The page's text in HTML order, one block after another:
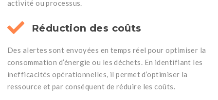
activité ou processus.
Réduction des coûts
Des alertes sont envoyées en temps réel pour optimiser la
consommation d’énergie ou les déchets. En identifiant les
inefficacités opérationnelles, il permet d’optimiser la
ressource et par conséquent de réduire les coûts.